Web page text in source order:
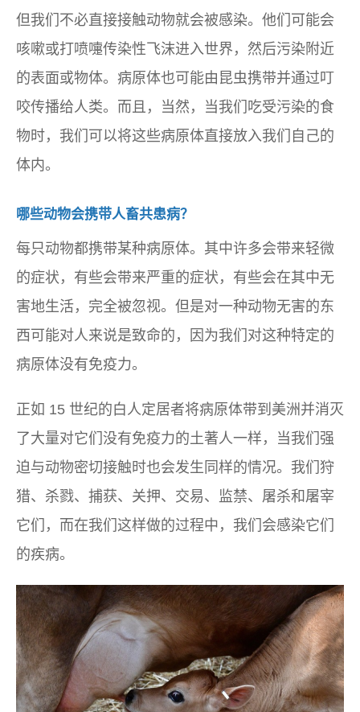
但我们不必直接接触动物就会被感染。他们可能会
咳嗽或打喷嚏传染性飞沫进入世界，然后污染附近
的表面或物体。病原体也可能由昆虫携带并通过叮
咬传播给人类。而且，当然，当我们吃受污染的食
物时，我们可以将这些病原体直接放入我们自己的
体内。
哪些动物会携带人畜共患病？
每只动物都携带某种病原体。其中许多会带来轻微
的症状，有些会带来严重的症状，有些会在其中无
害地生活，完全被忽视。但是对一种动物无害的东
西可能对人来说是致命的，因为我们对这种特定的
病原体没有免疫力。
正如 15 世纪的白人定居者将病原体带到美洲并消灭
了大量对它们没有免疫力的土著人一样，当我们强
迫与动物密切接触时也会发生同样的情况。我们狩
猎、杀戮、捕获、关押、交易、监禁、屠杀和屠宰
它们，而在我们这样做的过程中，我们会感染它们
的疾病。